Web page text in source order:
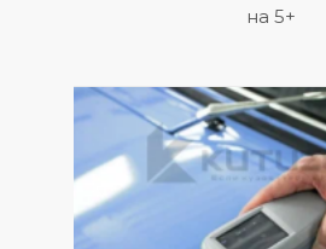
на 5+